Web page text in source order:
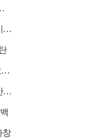
우고 내면 채운다
정해인, ‘이런 엿같은 사랑’ OST ‘그대 내게 다시’ 리메이크 가창
이보람, ‘심플리 케이팝’ 출격…단단한 발성+호소력 짙은 음색 무대 압도
웨이프 보이즈, ‘WAYF BOYS DO’ 발매 “음악·안무·비주얼 직접 참여”
창